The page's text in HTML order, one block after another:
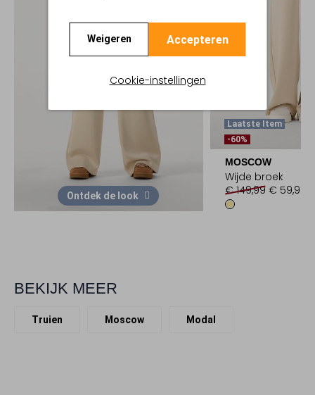
Weigeren Accepteren
Cookie-instellingen
Ontdek de look
Laatste Item
-60%
MOSCOW
Wijde broek
€ 149,99 € 59,99
BEKIJK MEER
Truien Moscow Modal